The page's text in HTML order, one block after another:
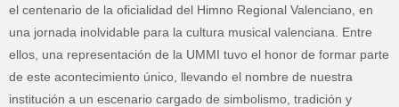
el centenario de la oficialidad del Himno Regional Valenciano, en
una jornada inolvidable para la cultura musical valenciana. Entre
ellos, una representación de la UMMI tuvo el honor de formar parte
de este acontecimiento único, llevando el nombre de nuestra
institución a un escenario cargado de simbolismo, tradición y